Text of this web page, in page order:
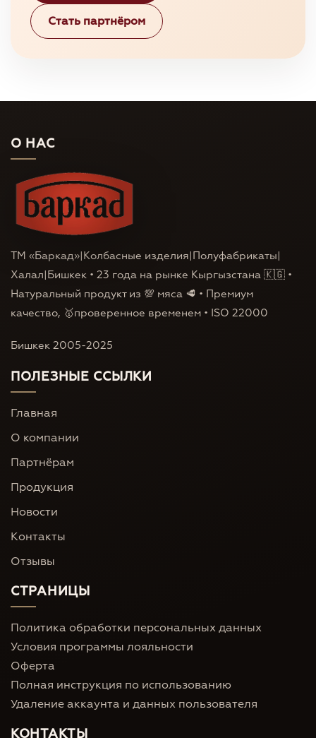
Стать партнёром
О НАС
ТМ «Баркад»|Колбасные изделия|Полуфабрикаты|
Халал|Бишкек • 23 года на рынке Кыргызстана 🇰🇬 •
Натуральный продукт из 💯 мяса 🥩 • Премиум
качество, 🥇проверенное временем • ISO 22000
Бишкек 2005-2025
ПОЛЕЗНЫЕ ССЫЛКИ
Главная
О компании
Партнёрам
Продукция
Новости
Контакты
Отзывы
СТРАНИЦЫ
Политика обработки персональных данных
Условия программы лояльности
Оферта
Полная инструкция по использованию
Удаление аккаунта и данных пользователя
КОНТАКТЫ